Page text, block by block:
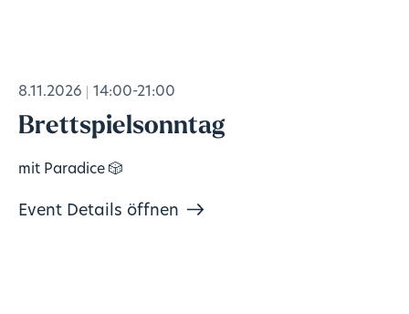
8.11.2026 14:00-21:00
Brettspielsonntag
mit Paradice 🎲
Event Details öffnen